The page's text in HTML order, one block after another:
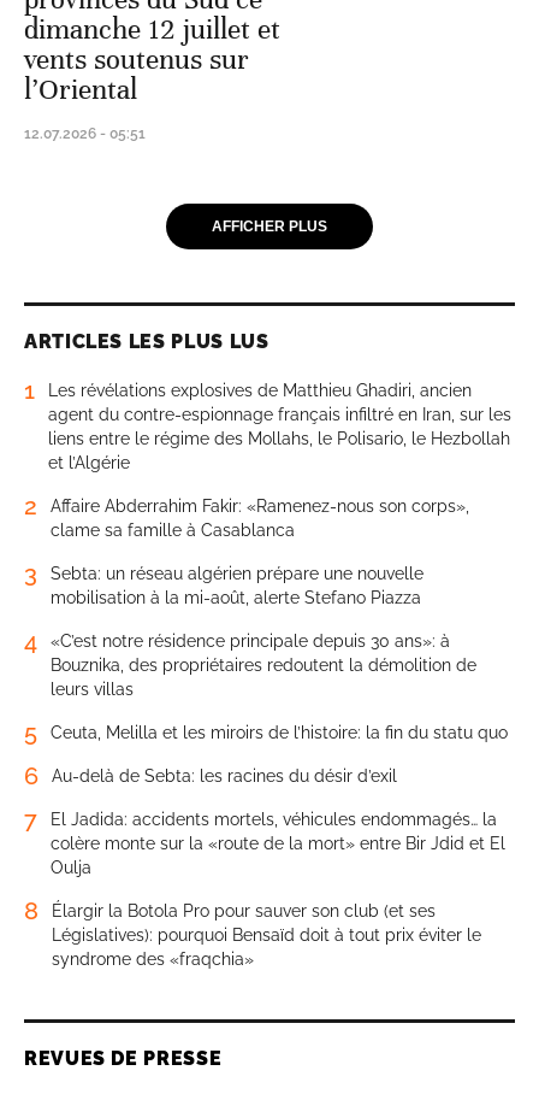
dimanche 12 juillet et
vents soutenus sur
l’Oriental
12.07.2026 - 05:51
AFFICHER PLUS
ARTICLES LES PLUS LUS
1
Les révélations explosives de Matthieu Ghadiri, ancien
agent du contre-espionnage français infiltré en Iran, sur les
liens entre le régime des Mollahs, le Polisario, le Hezbollah
et l’Algérie
2
Affaire Abderrahim Fakir: «Ramenez-nous son corps»,
clame sa famille à Casablanca
3
Sebta: un réseau algérien prépare une nouvelle
mobilisation à la mi-août, alerte Stefano Piazza
4
«C’est notre résidence principale depuis 30 ans»: à
Bouznika, des propriétaires redoutent la démolition de
leurs villas
5 Ceuta, Melilla et les miroirs de l’histoire: la fin du statu quo
6 Au-delà de Sebta: les racines du désir d’exil
7
El Jadida: accidents mortels, véhicules endommagés… la
colère monte sur la «route de la mort» entre Bir Jdid et El
Oulja
8
Élargir la Botola Pro pour sauver son club (et ses
Législatives): pourquoi Bensaïd doit à tout prix éviter le
syndrome des «fraqchia»
REVUES DE PRESSE